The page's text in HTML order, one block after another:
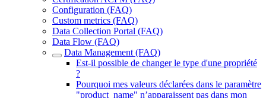
Configuration (FAQ)
Custom metrics (FAQ)
Data Collection Portal (FAQ)
Data Flow (FAQ)
Data Management (FAQ)
Est-il possible de changer le type d'une propriété
?
Pourquoi mes valeurs déclarées dans le paramètre
"product_name" n’apparaissent pas dans mon